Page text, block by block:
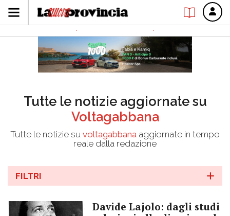
Tutte le notizie aggiornate su
Voltagabbana
Tutte le notizie su voltagabbana aggiornate in tempo
reale dalla redazione
FILTRI
Davide Lajolo: dagli studi